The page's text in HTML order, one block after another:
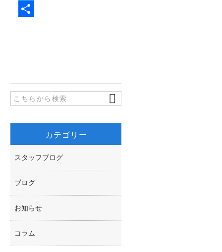
カテゴリー
スタッフブログ
ブログ
お知らせ
コラム